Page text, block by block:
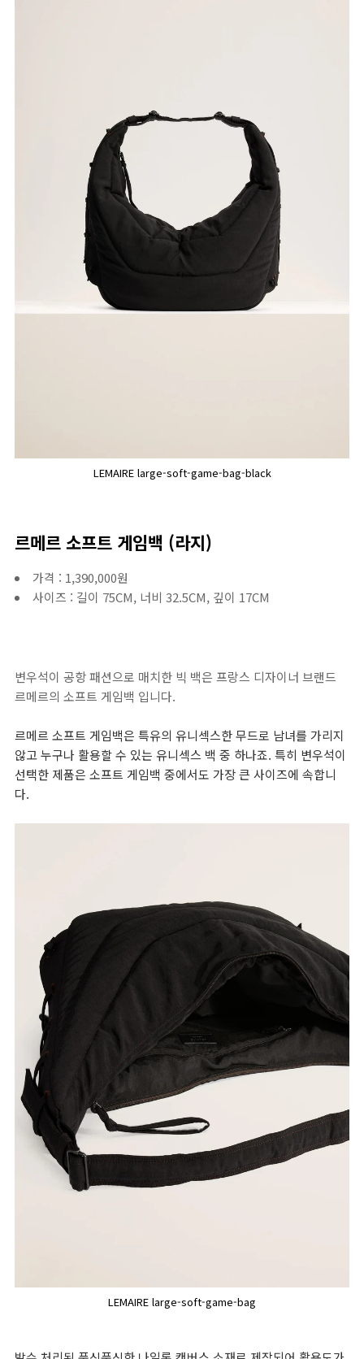
LEMAIRE large-soft-game-bag-black
르메르 소프트 게임백 (라지)
가격 : 1,390,000원
사이즈 : 길이 75CM, 너비 32.5CM, 깊이 17CM
변우석이 공항 패션으로 매치한 빅 백은 프랑스 디자이너 브랜드
르메르의 소프트 게임백 입니다.
르메르 소프트 게임백은 특유의 유니섹스한 무드로 남녀를 가리지
않고 누구나 활용할 수 있는 유니섹스 백 중 하나죠. 특히 변우석이
선택한 제품은 소프트 게임백 중에서도 가장 큰 사이즈에 속합니
다.
LEMAIRE large-soft-game-bag